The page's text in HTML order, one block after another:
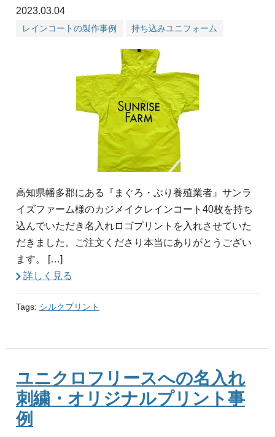
2023.03.04
レインコートの製作事例 持ち込みユニフォーム
高知県幡多郡にある『まぐろ・ぶり養殖業者』サンラ
イズファーム様のカジメイクレインコート40枚を持ち
込んでいただき名入れロゴプリントを入れさせていた
だきました。ご注文くださり本当にありがとうござい
ます。 […]
詳しく見る
Tags: シルクプリント
ユニクロフリースへの名入れ
刺繍・オリジナルプリント事
例